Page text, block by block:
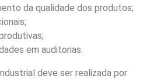
da qualidade dos produtos;
em auditorias.
deve ser realizada por